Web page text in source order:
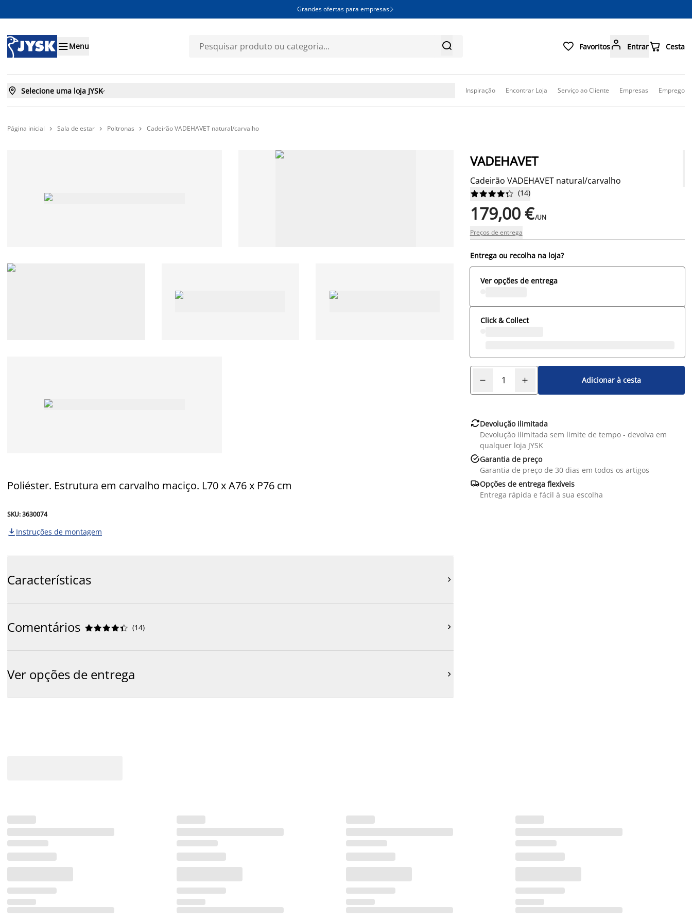
Grandes ofertas para empresas 
Menu   Favoritos Entrar Cesta
 Selecione uma loja JYSK Inspiração Encontrar Loja Serviço ao Cliente Empresas Emprego
Página inicial  Sala de estar  Poltronas  Cadeirão VADEHAVET natural/carvalho
Poliéster. Estrutura em carvalho maciço. L70 x A76 x P76 cm
SKU: 3630074
 Instruções de montagem
Características 
Comentários 




 (14) 
Ver opções de entrega 
VADEHAVET
Cadeirão VADEHAVET natural/carvalho





 (14)
179,00 €/UN
Preços de entrega
Entrega ou recolha na loja?
Ver opções de entrega
Click & Collect
Adicionar à cesta
Devolução ilimitada
Devolução ilimitada sem limite de tempo - devolva em
qualquer loja JYSK
Garantia de preço
Garantia de preço de 30 dias em todos os artigos
Opções de entrega flexíveis
Entrega rápida e fácil à sua escolha